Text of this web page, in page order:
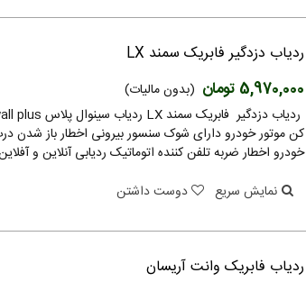
ردیاب دزدگیر فابریک سمند LX
5,970,000 تومان
(بدون مالیات)
کن موتور خودرو دارای شوک سنسور بیرونی اخطار باز شدن
خودرو اخطار ضربه تلفن کننده اتوماتیک ردیابی آنلاین و
نمایش سریع
دوست داشتن
ردیاب فابریک وانت آریسان